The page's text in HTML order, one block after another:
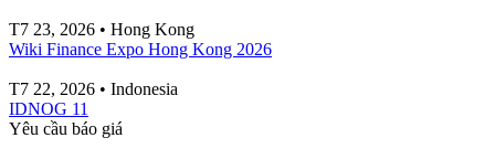
T7 23, 2026 • Hong Kong
Wiki Finance Expo Hong Kong 2026
T7 22, 2026 • Indonesia
IDNOG 11
Yêu cầu báo giá